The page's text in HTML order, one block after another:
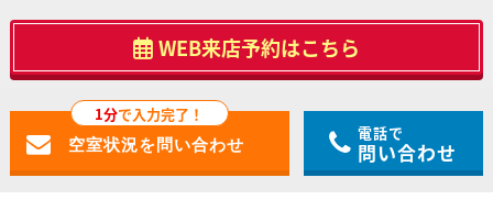
WEB来店予約はこちら
1分で入力完了！
電話で
問い合わせ